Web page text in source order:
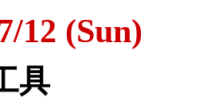
12 (Sun)
具